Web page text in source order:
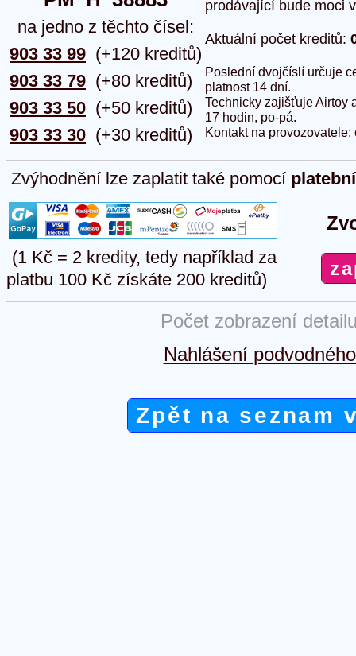
na jedno z těchto čísel:
903 33 99
903 33 79
903 33 50
903 33 30
(+120 kreditů)
(+80 kreditů)
(+50 kreditů)
(+30 kreditů)
prodávající bude moci
Aktuální počet kreditů:
Poslední dvojčíslí určuje
platnost 14 dní.
Technicky zajišťuje Airtoy
17 hodin, po-pá.
Kontakt na provozovatele:
Zvýhodnění lze zaplatit také pomocí
(1 Kč = 2 kredity, tedy například za
platbu 100 Kč získáte 200 kreditů)
Počet zobrazení
Nahlášení
Zpět na seznam